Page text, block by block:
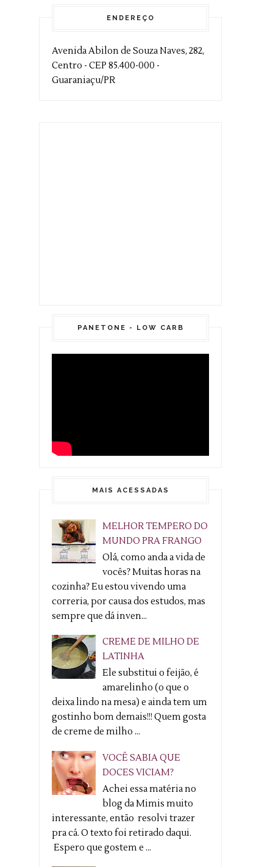
ENDEREÇO
Avenida Abilon de Souza Naves, 282,
Centro - CEP 85.400-000 -
Guaraniaçu/PR
PANETONE - LOW CARB
MAIS ACESSADAS
MELHOR TEMPERO DO
MUNDO PRA FRANGO
Olá, como anda a vida de
vocês? Muitas horas na
cozinha? Eu estou vivendo uma
correria, por causa dos estudos, mas
sempre que dá inven...
CREME DE MILHO DE
LATINHA
Ele substitui o feijão, é
amarelinho (o que o
deixa lindo na mesa) e ainda tem um
gostinho bom demais!!! Quem gosta
de creme de milho ...
VOCÊ SABIA QUE
DOCES VICIAM?
Achei essa matéria no
blog da Mimis muito
interessante, então resolvi trazer
pra cá. O texto foi retirado daqui.
Espero que gostem e ...